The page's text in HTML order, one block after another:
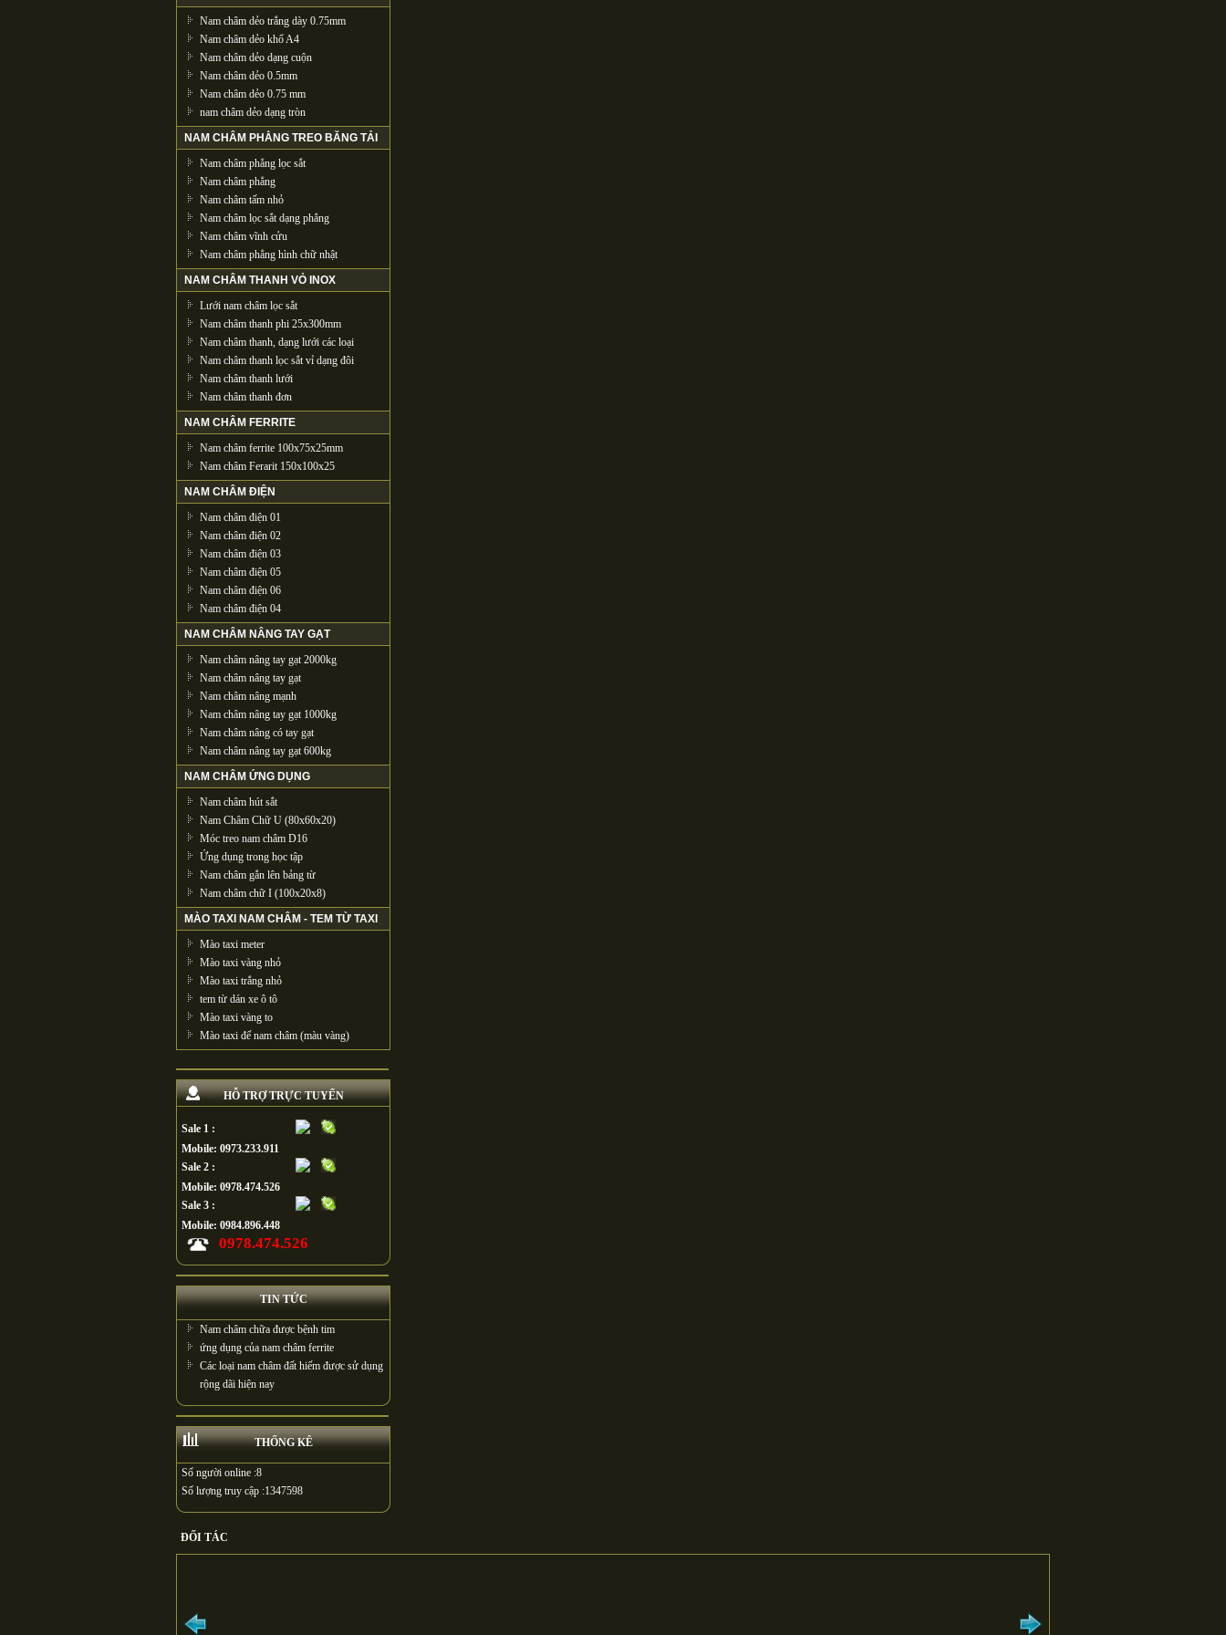
Nam châm dẻo trắng dày 0.75mm
Nam châm dẻo khổ A4
Nam châm dẻo dạng cuộn
Nam châm dẻo 0.5mm
Nam châm dẻo 0.75 mm
nam châm dẻo dạng tròn
NAM CHÂM PHẲNG TREO BĂNG TẢI
Nam châm phẳng lọc sắt
Nam châm phẳng
Nam châm tấm nhỏ
Nam châm lọc sắt dạng phẳng
Nam châm vĩnh cửu
Nam châm phẳng hình chữ nhật
NAM CHÂM THANH VỎ INOX
Lưới nam châm lọc sắt
Nam châm thanh phi 25x300mm
Nam châm thanh, dạng lưới các loại
Nam châm thanh lọc sắt vỉ dạng đôi
Nam châm thanh lưới
Nam châm thanh đơn
NAM CHÂM FERRITE
Nam châm ferrite 100x75x25mm
Nam châm Ferarit 150x100x25
NAM CHÂM ĐIỆN
Nam châm điện 01
Nam châm điện 02
Nam châm điện 03
Nam châm điện 05
Nam châm điện 06
Nam châm điện 04
NAM CHÂM NÂNG TAY GẠT
Nam châm nâng tay gạt 2000kg
Nam châm nâng tay gạt
Nam châm nâng mạnh
Nam châm nâng tay gạt 1000kg
Nam châm nâng có tay gạt
Nam châm nâng tay gạt 600kg
NAM CHÂM ỨNG DỤNG
Nam châm hút sắt
Nam Châm Chữ U (80x60x20)
Móc treo nam châm D16
Ứng dụng trong học tập
Nam châm gắn lên bảng từ
Nam châm chữ I (100x20x8)
MÀO TAXI NAM CHÂM - TEM TỪ TAXI
Mào taxi meter
Mào taxi vàng nhỏ
Mào taxi trắng nhỏ
tem từ dán xe ô tô
Mào taxi vàng to
Mào taxi đế nam châm (màu vàng)
HỖ TRỢ TRỰC TUYẾN
Sale 1 :
Mobile: 0973.233.911
Sale 2 :
Mobile: 0978.474.526
Sale 3 :
Mobile: 0984.896.448
0978.474.526
TIN TỨC
Nam châm chữa được bệnh tim
ứng dụng của nam châm ferrite
Các loại nam châm đất hiếm được sử dụng
rộng dãi hiện nay
THỐNG KÊ
Số người online :8
Số lượng truy cập :1347598
ĐỐI TÁC